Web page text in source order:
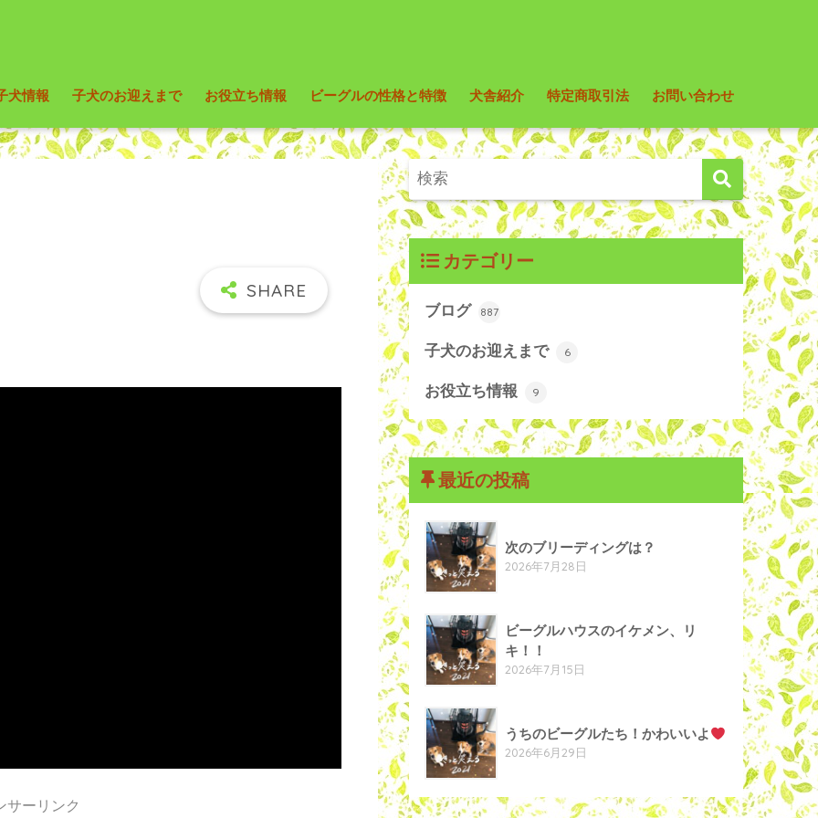
犬情報 子犬のお迎えまで お役立ち情報 ビーグルの性格と特徴 犬舎紹介 特定商取引法 お問い合わせ
サーリンク
カテゴリー
ブログ 887
子犬のお迎えまで 6
お役立ち情報 9
最近の投稿
次のブリーディングは？
2026年7月28日
ビーグルハウスのイケメン、リ
キ！！
2026年7月15日
うちのビーグルたち！かわいいよ
2026年6月29日